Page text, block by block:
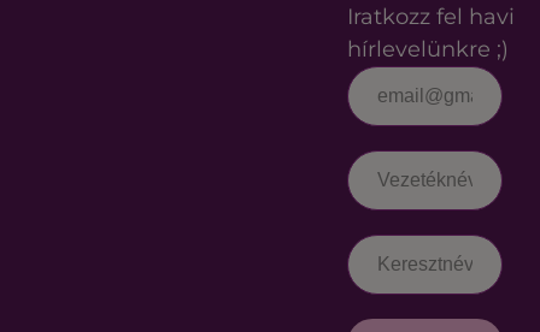
Iratkozz fel havi
hírlevelünkre ;)